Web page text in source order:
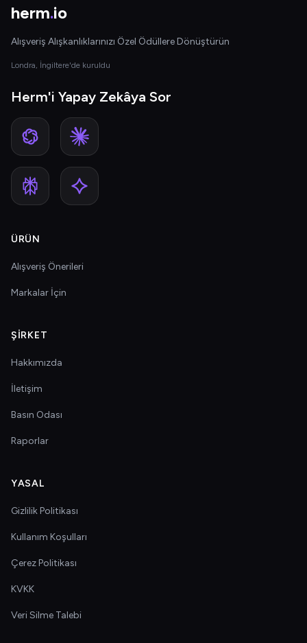
herm.io
Alışveriş Alışkanlıklarınızı Özel Ödüllere Dönüştürün
Londra, İngiltere'de kuruldu
Herm'i Yapay Zekâya Sor
ÜRÜN
Alışveriş Önerileri
Markalar İçin
ŞIRKET
Hakkımızda
İletişim
Basın Odası
Raporlar
YASAL
Gizlilik Politikası
Kullanım Koşulları
Çerez Politikası
KVKK
Veri Silme Talebi